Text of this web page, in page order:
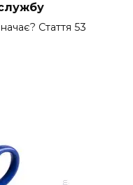
Стаття 53